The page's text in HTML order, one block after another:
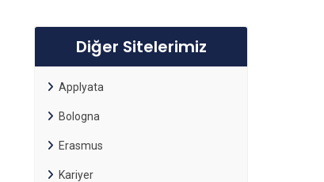
Diğer Sitelerimiz
Applyata
Bologna
Erasmus
Kariyer